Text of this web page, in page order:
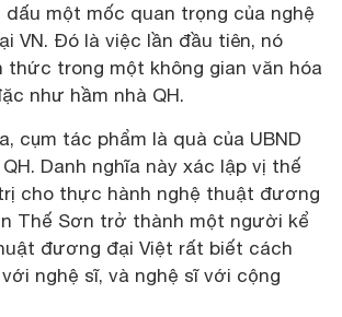
dấu một mốc quan trọng của nghệ
VN. Đó là việc lần đầu tiên, nó
thức trong một không gian văn hóa
như hầm nhà QH.
cụm tác phẩm là quà của UBND
Danh nghĩa này xác lập vị thế
cho thực hành nghệ thuật đương
Thế Sơn trở thành một người kể
đương đại Việt rất biết cách
nghệ sĩ, và nghệ sĩ với cộng